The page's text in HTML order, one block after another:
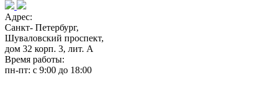
Адрес:
Санкт- Петербург,
Шуваловский проспект,
дом 32 корп. 3, лит. А
Время работы:
пн-пт: с 9:00 до 18:00